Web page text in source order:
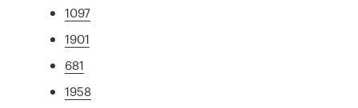
1097
1901
681
1958